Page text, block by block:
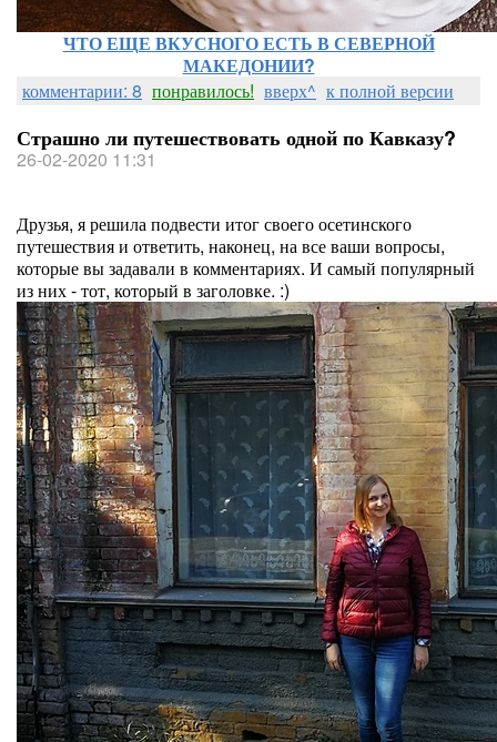
ЧТО ЕЩЕ ВКУСНОГО ЕСТЬ В СЕВЕРНОЙ
МАКЕДОНИИ?
комментарии: 8 понравилось! вверх^ к полной версии
Страшно ли путешествовать одной по Кавказу?
26-02-2020 11:31
Друзья, я решила подвести итог своего осетинского
путешествия и ответить, наконец, на все ваши вопросы,
которые вы задавали в комментариях. И самый популярный
из них - тот, который в заголовке. :)